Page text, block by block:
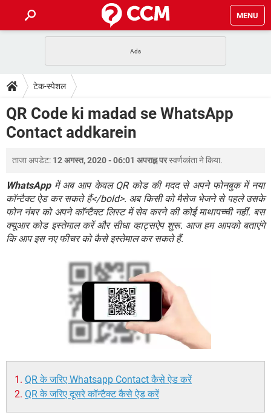
MENU
फोन पर अकाउंट बैलेंस चेक
WhatsApp Hack हो गया? Lucky Patcher यूज करें
टेक-स्पेशल
2020 के फ्री एंटीवायरस
बेस्ट फ्री ऑनलाइन गेम्स
डाउनलोड
Vidmate
FORUM
TikTok Account Freeze हो गया JioPhone में TikTok डाउनलोड
SBI बैंक अकाउंट नंबर पता करें
केबल और कनेक्टर्स कंप्यूटर बस
सीरियल और पैरलल पोर्ट
टेक-स्पेशल
QR Code ki madad se WhatsApp
Contact addkarein
ताजा अपडेट: 12 अगस्त, 2020 - 06:01 अपराह्न परस्वर्णकांताने किया.
WhatsAppमें अब आप केवल QR कोड की मदद से अपने फोनबुक में नया
कॉन्टैक्ट ऐड कर सकते हैं</bold>. अब किसी को मैसेज भेजने से पहले उसके
फोन नंबर को अपने कॉन्टैक्ट लिस्ट में सेव करने की कोई माथापच्ची नहीं. बस
क्यूआर कोड इस्तेमाल करें और सीधा व्हाट्सऐप शुरू. आज हम आपको बताएंगे
कि आप इस नए फीचर को कैसे इस्तेमाल कर सकते हैं.
QR के जरिए Whatsapp Contact कैसे ऐड करें
QR के जरिए दूसरे कॉन्टैक्ट कैसे ऐड करें